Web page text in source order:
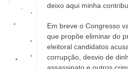
deixo aqui minha
Em breve o Congresso
que propõe eliminar do
eleitoral candidatos
corrupção, desvio de